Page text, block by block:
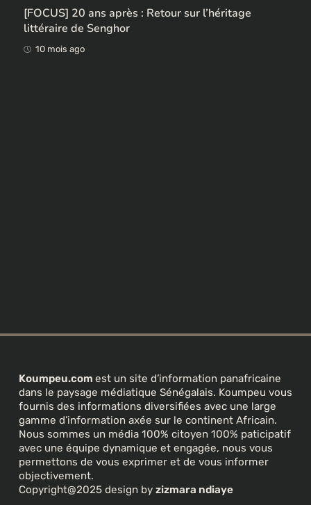
[FOCUS] 20 ans après : Retour sur l’héritage
littéraire de Senghor
10 mois ago
Koumpeu.com est un site d’information panafricaine
dans le paysage médiatique Sénégalais. Koumpeu vous
fournis des informations diversifiées avec une large
gamme d’information axée sur le continent Africain.
Nous sommes un média 100% citoyen 100% paticipatif
avec une équipe dynamique et engagée, nous vous
permettons de vous exprimer et de vous informer
objectivement.
Copyright@2025 design by zizmara ndiaye